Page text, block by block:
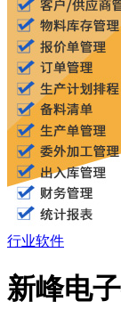
行业软件
新峰电